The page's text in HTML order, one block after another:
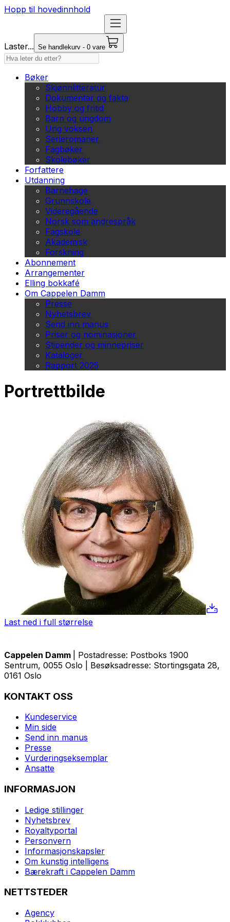
Hopp til hovedinnhold
Laster... Se handlekurv - 0 vare
Bøker
Skjønnlitteratur
Dokumentar og fakta
Hobby og fritid
Barn og ungdom
Ung voksen
Serieromaner
Fagbøker
Skolebøker
Forfattere
Utdanning
Barnehage
Grunnskole
Videregående
Norsk som andrespråk
Fagskole
Akademisk
Forskning
Abonnement
Arrangementer
Elling bokkafé
Om Cappelen Damm
Presse
Nyhetsbrev
Send inn manus
Priser og nominasjoner
Stipender og minnepriser
Kataloger
Rapport 2025
Portrettbilde
Last ned i full størrelse
Cappelen Damm
| Postadresse: Postboks 1900
Sentrum, 0055 Oslo | Besøksadresse: Stortingsgata 28,
0161 Oslo
KONTAKT OSS
Kundeservice
Min side
Send inn manus
Presse
Vurderingseksemplar
Ansatte
INFORMASJON
Ledige stillinger
Nyhetsbrev
Royaltyportal
Personvern
Informasjonskapsler
Om kunstig intelligens
Bærekraft i Cappelen Damm
NETTSTEDER
Agency